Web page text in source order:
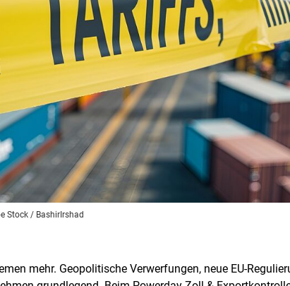
Stock / BashirIrshad
mehr. Geopolitische Verwerfungen, neue EU-